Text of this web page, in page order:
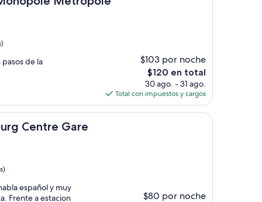
de la
$103 por noche
El
precio
actual
es
de
$120 en total
30 ago. - 31 ago.
Total con impuestos y cargos
Centre Gare
Gare
español y muy
Frente a estacion
$80 por noche